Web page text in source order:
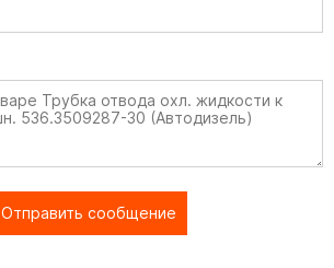
Отправить сообщение